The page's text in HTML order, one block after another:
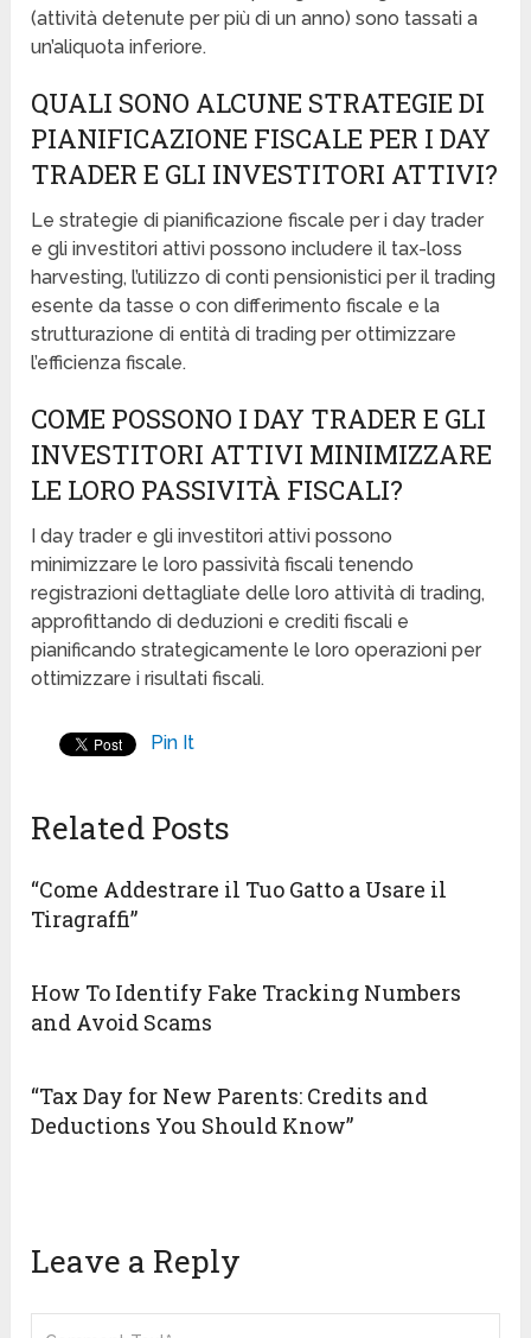
(attività detenute per più di un anno) sono tassati a
un’aliquota inferiore.
QUALI SONO ALCUNE STRATEGIE DI
PIANIFICAZIONE FISCALE PER I DAY
TRADER E GLI INVESTITORI ATTIVI?
Le strategie di pianificazione fiscale per i day trader
e gli investitori attivi possono includere il tax-loss
harvesting, l’utilizzo di conti pensionistici per il trading
esente da tasse o con differimento fiscale e la
strutturazione di entità di trading per ottimizzare
l’efficienza fiscale.
COME POSSONO I DAY TRADER E GLI
INVESTITORI ATTIVI MINIMIZZARE
LE LORO PASSIVITÀ FISCALI?
I day trader e gli investitori attivi possono
minimizzare le loro passività fiscali tenendo
registrazioni dettagliate delle loro attività di trading,
approfittando di deduzioni e crediti fiscali e
pianificando strategicamente le loro operazioni per
ottimizzare i risultati fiscali.
Pin It
Related Posts
“Come Addestrare il Tuo Gatto a Usare il
Tiragraffi”
How To Identify Fake Tracking Numbers
and Avoid Scams
“Tax Day for New Parents: Credits and
Deductions You Should Know”
Leave a Reply